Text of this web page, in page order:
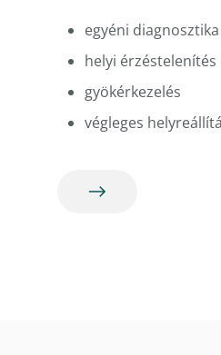
egyéni diagnosztika
helyi érzéstelenítés
gyökérkezelés
végleges